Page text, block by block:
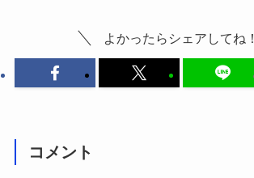
よかったらシェアしてね！
コメント